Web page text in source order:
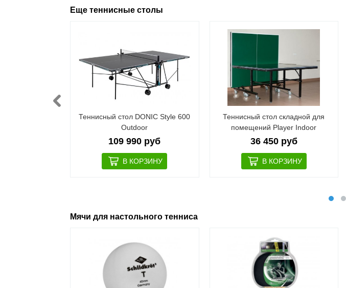
Еще теннисные столы
Теннисный стол DONIC Style 600
Outdoor
109 990 руб
Теннисный стол складной для
помещений Player Indoor
36 450 руб
Мячи для настольного тенниса